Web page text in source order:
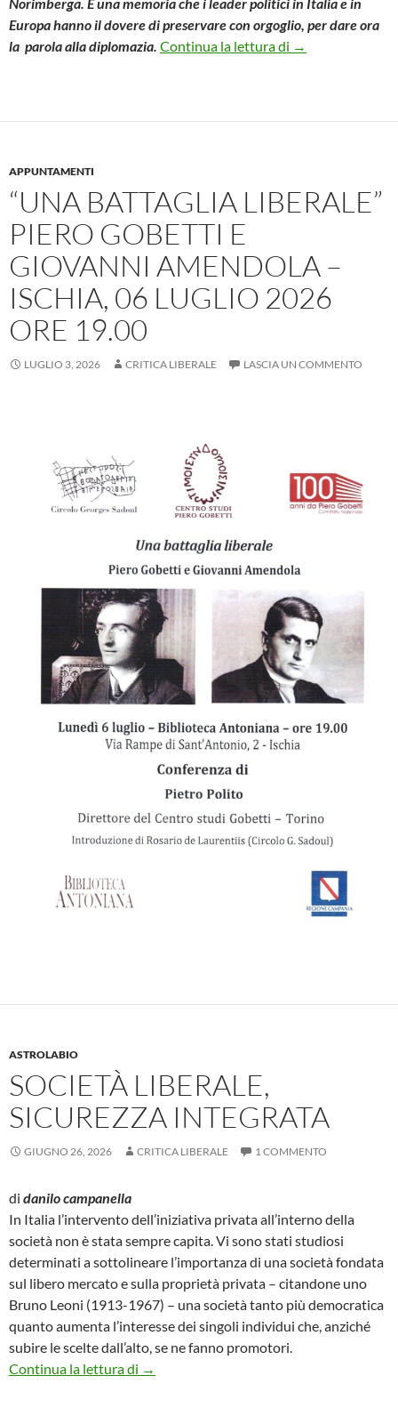
Norimberga. È una memoria che i leader politici in Italia e in
Europa hanno il dovere di preservare con orgoglio, per dare ora
la parola alla diplomazia. Continua la lettura di LA SVOLTA
→
APPUNTAMENTI
“UNA BATTAGLIA LIBERALE”
PIERO GOBETTI E
GIOVANNI AMENDOLA –
ISCHIA, 06 LUGLIO 2026
ORE 19.00
LUGLIO 3, 2026 CRITICA LIBERALE LASCIA UN COMMENTO
ASTROLABIO
SOCIETÀ LIBERALE,
SICUREZZA INTEGRATA
GIUGNO 26, 2026 CRITICA LIBERALE 1 COMMENTO
di danilo campanella
In Italia l’intervento dell’iniziativa privata all’interno della
società non è stata sempre capita. Vi sono stati studiosi
determinati a sottolineare l’importanza di una società fondata
sul libero mercato e sulla proprietà privata – citandone uno
Bruno Leoni (1913-1967) – una società tanto più democratica
quanto aumenta l’interesse dei singoli individui che, anziché
subire le scelte dall’alto, se ne fanno promotori.
Continua la lettura di SOCIETÀ LIBERALE, SICUREZZA
→